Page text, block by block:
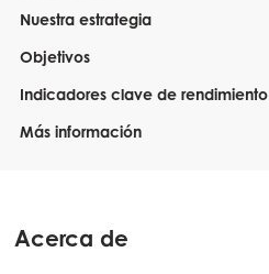
Nuestra estrategia
Objetivos
Indicadores clave de rendimiento
Más información
Acerca de